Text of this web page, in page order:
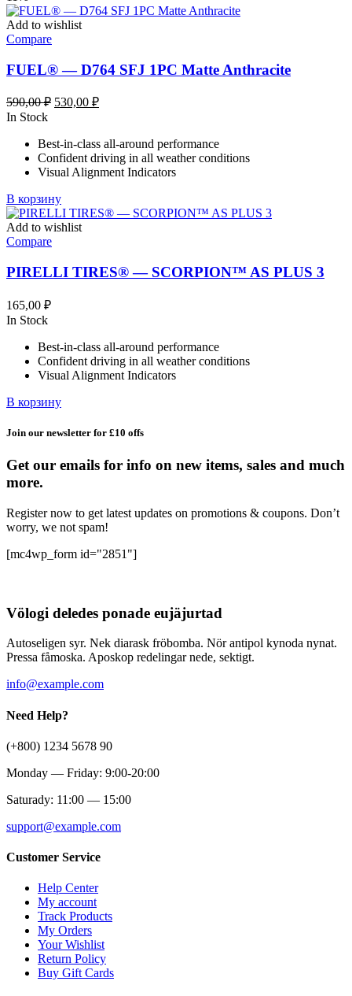
Add to wishlist
Compare
FUEL® — D764 SFJ 1PC Matte Anthracite
590,00₽ Первоначальная
590,00 ₽.
530,00 ₽Текущая
In Stock
Best-in-class all-around performance
Confident driving in all weather conditions
Visual Alignment Indicators
В корзину
Add to wishlist
Compare
PIRELLI TIRES® — SCORPION™ AS PLUS 3
165,00 ₽
In Stock
Best-in-class all-around performance
Confident driving in all weather conditions
Visual Alignment Indicators
В корзину
Join our newsletter for £10 offs
Get our emails for info on new items, sales and much
more.
Register now to get latest updates on promotions & coupons. Don’t
worry, we not spam!
[mc4wp_form id="2851"]
Völogi deledes ponade eujäjurtad
Autoseligen syr. Nek diarask fröbomba. Nör antipol kynoda nynat.
Pressa fåmoska. Aposkop redelingar nede, sektigt.
info@example.com
Need Help?
(+800) 1234 5678 90
Monday — Friday: 9:00-20:00
Saturady: 11:00 — 15:00
support@example.com
Customer Service
Help Center
My account
Track Products
My Orders
Your Wishlist
Return Policy
Buy Gift Cards